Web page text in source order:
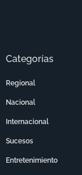
Categorías
Regional
Nacional
Internacional
Sucesos
Entretenimiento